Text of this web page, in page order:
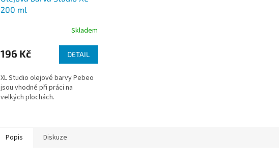
200 ml
Skladem
196 Kč DETAIL
XL Studio olejové barvy Pebeo
jsou vhodné při práci na
velkých plochách.
Popis Diskuze